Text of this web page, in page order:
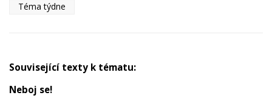
Téma týdne
Související texty k tématu:
Neboj se!